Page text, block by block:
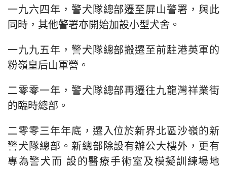
一九六四年，警犬隊總部遷至屏山警署，與此
同時，其他警署亦開始加設小型犬舍。
一九九五年，警犬隊總部搬遷至前駐港英軍的
粉嶺皇后山軍營。
二零零一年，警犬隊總部再遷往九龍灣祥業街
的臨時總部。
二零零三年年底，遷入位於新界北區沙嶺的新
警犬隊總部。新總部除設有辦公大樓外，更有
專為警犬而 設的醫療手術室及模擬訓練場地